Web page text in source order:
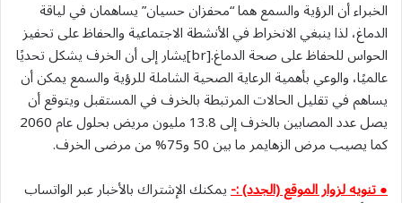
الخبراء أن الرؤية والسمع هما “محفزان حسيان” يساهمان في لياقة
الدماغ، لذا ينبغي الانخراط في الأنشطة الاجتماعية والحفاظ على تحفيز
الحواس للحفاظ على صحة الدماغ.[br]يشار إلى أن الخرف يشكل تحديًا
عالميًا، والوعي بأهمية الرعاية الصحية الشاملة للرؤية والسمع يمكن أن
يساهم في تقليل الحالات المرتبطة بالخرف في المستقبل ويتوقع أن
يصل عدد المصابين بالخرف إلى 13.8 مليون مريض بحلول عام 2060
كما يصيب مرض الزهايمر ما بين 50 و75% من مرضى الخرف.
● تنويه لزوار الموقع (الجدد) :-يمكنك الإشتراك بالأخبار عبر الواتساب